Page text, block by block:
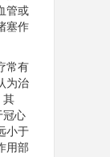
管或
塞作
常有
为治
其
冠心
小于
用部